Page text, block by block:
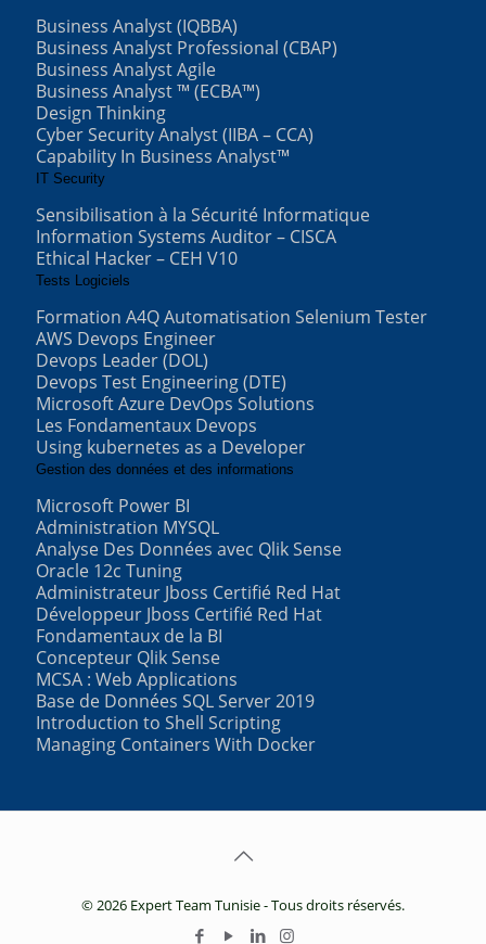
Business Analyst (IQBBA)
Business Analyst Professional (CBAP)
Business Analyst Agile
Business Analyst ™ (ECBA™)
Design Thinking
Cyber Security Analyst (IIBA – CCA)
Capability In Business Analyst™
IT Security
Sensibilisation à la Sécurité Informatique
Information Systems Auditor – CISCA
Ethical Hacker – CEH V10
Tests Logiciels
Formation A4Q Automatisation Selenium Tester
AWS Devops Engineer
Devops Leader (DOL)
Devops Test Engineering (DTE)
Microsoft Azure DevOps Solutions
Les Fondamentaux Devops
Using kubernetes as a Developer
Gestion des données et des informations
Microsoft Power BI
Administration MYSQL
Analyse Des Données avec Qlik Sense
Oracle 12c Tuning
Administrateur Jboss Certifié Red Hat
Développeur Jboss Certifié Red Hat
Fondamentaux de la BI
Concepteur Qlik Sense
MCSA : Web Applications
Base de Données SQL Server 2019
Introduction to Shell Scripting
Managing Containers With Docker
© 2026 Expert Team Tunisie - Tous droits réservés.